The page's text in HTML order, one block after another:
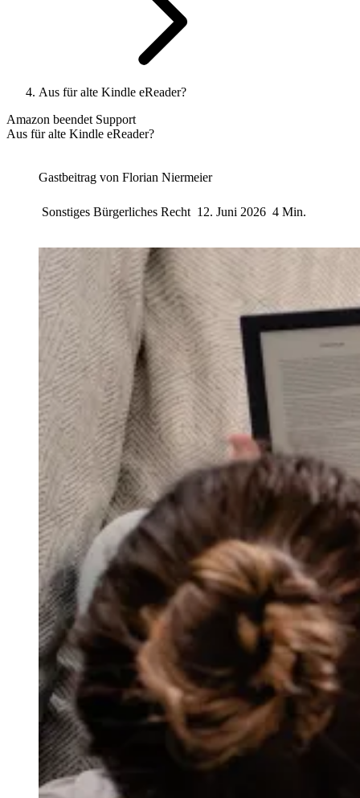
Aus für alte Kindle eReader?
Amazon beendet Support
Aus für alte Kindle eReader?
Gastbeitrag von Florian Niermeier
Sonstiges Bürgerliches Recht 12. Juni 2026 4 Min.